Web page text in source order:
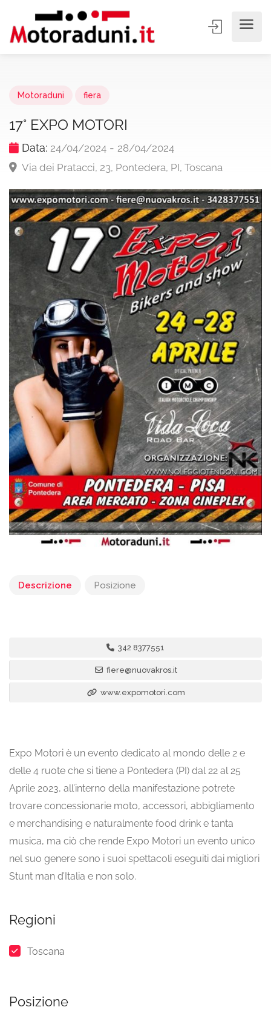
Motoraduni fiera
17° EXPO MOTORI
Data: 24/04/2024 - 28/04/2024
Via dei Pratacci, 23, Pontedera, PI, Toscana
Descrizione Posizione
342 8377551
fiere@nuovakros.it
www.expomotori.com
Expo Motori è un evento dedicato al mondo delle 2 e
delle 4 ruote che si tiene a Pontedera (PI) dal 22 al 25
Aprile 2023, all’interno della manifestazione potrete
trovare concessionarie moto, accessori, abbigliamento
e merchandising e naturalmente food drink e tanta
musica, ma ciò che rende Expo Motori un evento unico
nel suo genere sono i suoi spettacoli eseguiti dai migliori
Stunt man d’Italia e non solo.
Regioni
Toscana
Posizione